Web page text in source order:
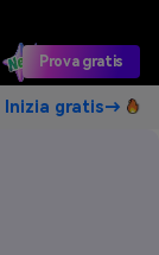
Prova gratis
Inizia gratis→